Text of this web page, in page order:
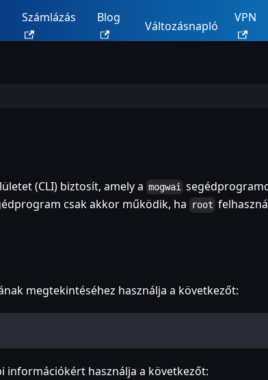
Számlázás Blog
Változásnapló
VPN
(CLI) biztosít, amely a mogwai
csak akkor működik, ha
root
megtekintéséhez használja a következőt:
információkért használja a következőt: